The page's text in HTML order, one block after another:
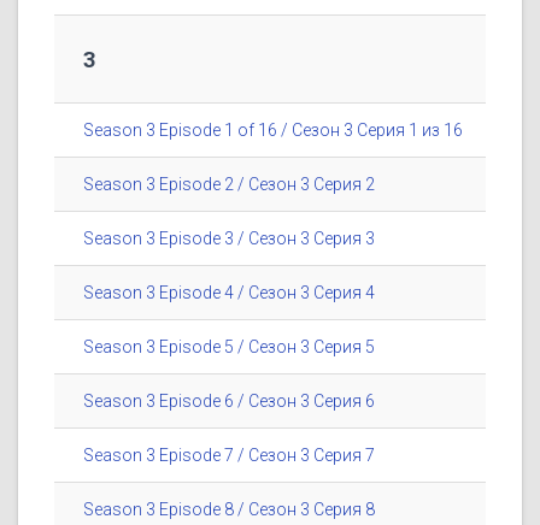
3
Season 3 Episode 1 of 16 / Сезон 3 Серия 1 из 16
Season 3 Episode 2 / Сезон 3 Серия 2
Season 3 Episode 3 / Сезон 3 Серия 3
Season 3 Episode 4 / Сезон 3 Серия 4
Season 3 Episode 5 / Сезон 3 Серия 5
Season 3 Episode 6 / Сезон 3 Серия 6
Season 3 Episode 7 / Сезон 3 Серия 7
Season 3 Episode 8 / Сезон 3 Серия 8